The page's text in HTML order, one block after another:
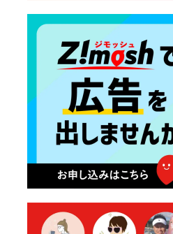
2026年7月21日 卜仙の郷 お
盆期間の営業時間のお知らせ
2026年7月17日 バス経路検索
のご利用案内
2026年7月10日 台湾伝統音楽
団体 「北埔八音団・楽善軒」
公演開催のお知らせ
ンディング型ふるさと納税の
実施について
2026年7月9日 農地法等に係
る各種申請に係る登記事項証